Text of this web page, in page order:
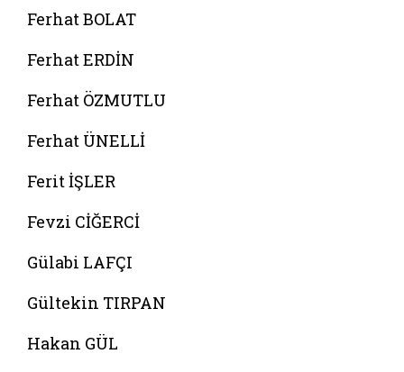
Ferhat BOLAT
Ferhat ERDİN
Ferhat ÖZMUTLU
Ferhat ÜNELLİ
Ferit İŞLER
Fevzi CİĞERCİ
Gülabi LAFÇI
Gültekin TIRPAN
Hakan GÜL